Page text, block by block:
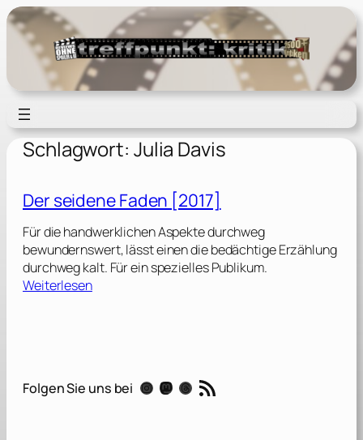
Zum
Inhalt
springen
Schlagwort: Julia Davis
Der seidene Faden [2017]
Für die handwerklichen Aspekte durchweg
bewundernswert, lässt einen die bedächtige Erzählung
durchweg kalt. Für ein spezielles Publikum.
Weiterlesen:
i
Folgen Sie uns bei Instagram Mastodon Threads RSS-Feed